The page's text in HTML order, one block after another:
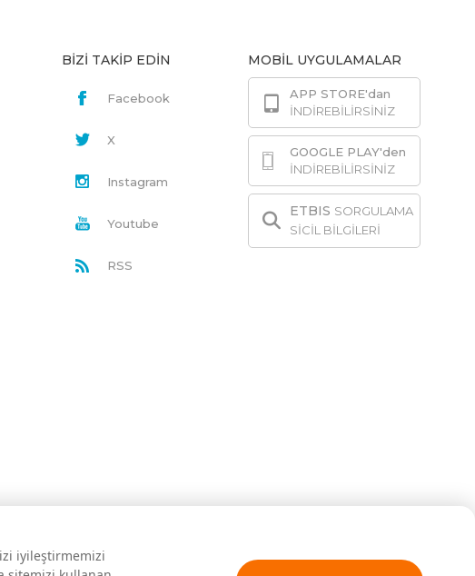
iyileştirmemizi
BİZİ TAKİP EDİN
Facebook
X
Instagram
Youtube
RSS
MOBİL UYGULAMALAR
APP STORE'dan
İNDİREBİLİRSİNİZ
GOOGLE PLAY'den
İNDİREBİLİRSİNİZ
ETBIS SORGULAMA
SİCİL BİLGİLERİ